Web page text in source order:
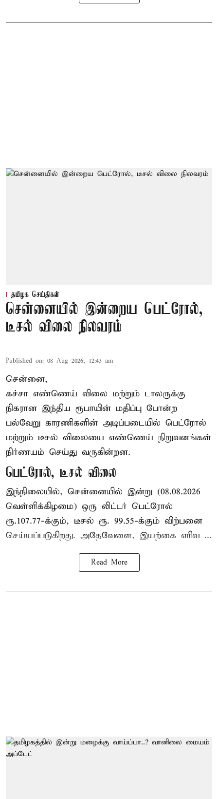
தமிழக செய்திகள்
சென்னையில் இன்றைய பெட்ரோல்,
டீசல் விலை நிலவரம்
Published on: 08 Aug 2026, 12:43 am
சென்னை,
கச்சா எண்ணெய் விலை மற்றும் டாலருக்கு
நிகரான இந்திய ரூபாயின் மதிப்பு போன்ற
பல்வேறு காரணிகளின் அடிப்படையில் பெட்ரோல்
மற்றும் டீசல் விலையை எண்ணெய் நிறுவனங்கள்
நிர்ணயம் செய்து வருகின்றன.
பெட்ரோல், டீசல் விலை
இந்நிலையில், சென்னையில் இன்று (08.08.2026
வெள்ளிக்கிழமை) ஒரு லிட்டர் பெட்ரோல்
ரூ.107.77-க்கும், டீசல் ரூ. 99.55-க்கும் விற்பனை
செய்யப்படுகிறது. அதேவேளை, இயற்கை எரிவ ...
Read More